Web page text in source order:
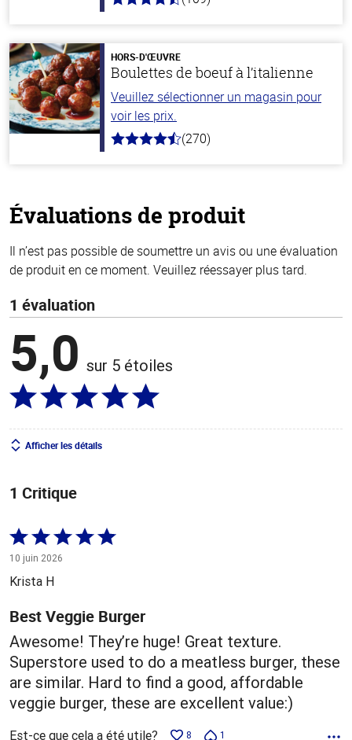
4.8
stars
HORS-D'ŒUVRE
Boulettes de boeuf à l’italienne
Veuillez sélectionner un magasin pour
voir les prix.
4.5
(270)
Évaluations de produit
Il n’est pas possible de soumettre un avis ou une évaluation
de produit en ce moment. Veuillez réessayer plus tard.
1 évaluation
5,0 sur 5 étoiles
Afficher les détails
1 Critique
Coté
5 sur
5
10 juin 2026
Krista H
Best Veggie Burger
Awesome! They’re huge! Great texture.
Superstore used to do a meatless burger, these
are similar. Hard to find a good, affordable
veggie burger, these are excellent value:)
Est-ce que cela a été utile? 8 1